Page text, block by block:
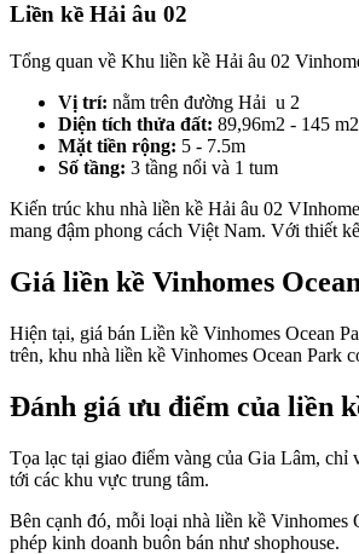
Liền kề Hải âu 02
Tổng quan về Khu liền kề Hải âu 02
Vị trí: nằm trên đường Hải u 2
Diện tích thửa đất: 89,96m2 - 145 m2
Mặt tiền rộng: 5 - 7.5m
Số tầng: 3 tầng nổi và 1 tum
Kiến trúc khu nhà liền kề Hải âu 02
mang đậm phong cách Việt Nam. Với thiết
Giá liền kề Vinhomes
Hiện tại, giá bán Liền kề Vinhomes Ocean
trên, khu nhà liền kề Vinhomes Ocean Park
Đánh giá ưu điểm của liền
Tọa lạc tại giao điểm vàng của Gia Lâm,
tới các khu vực trung tâm.
Bên cạnh đó, mỗi loại nhà liền kề
phép kinh doanh buôn bán như shophouse.